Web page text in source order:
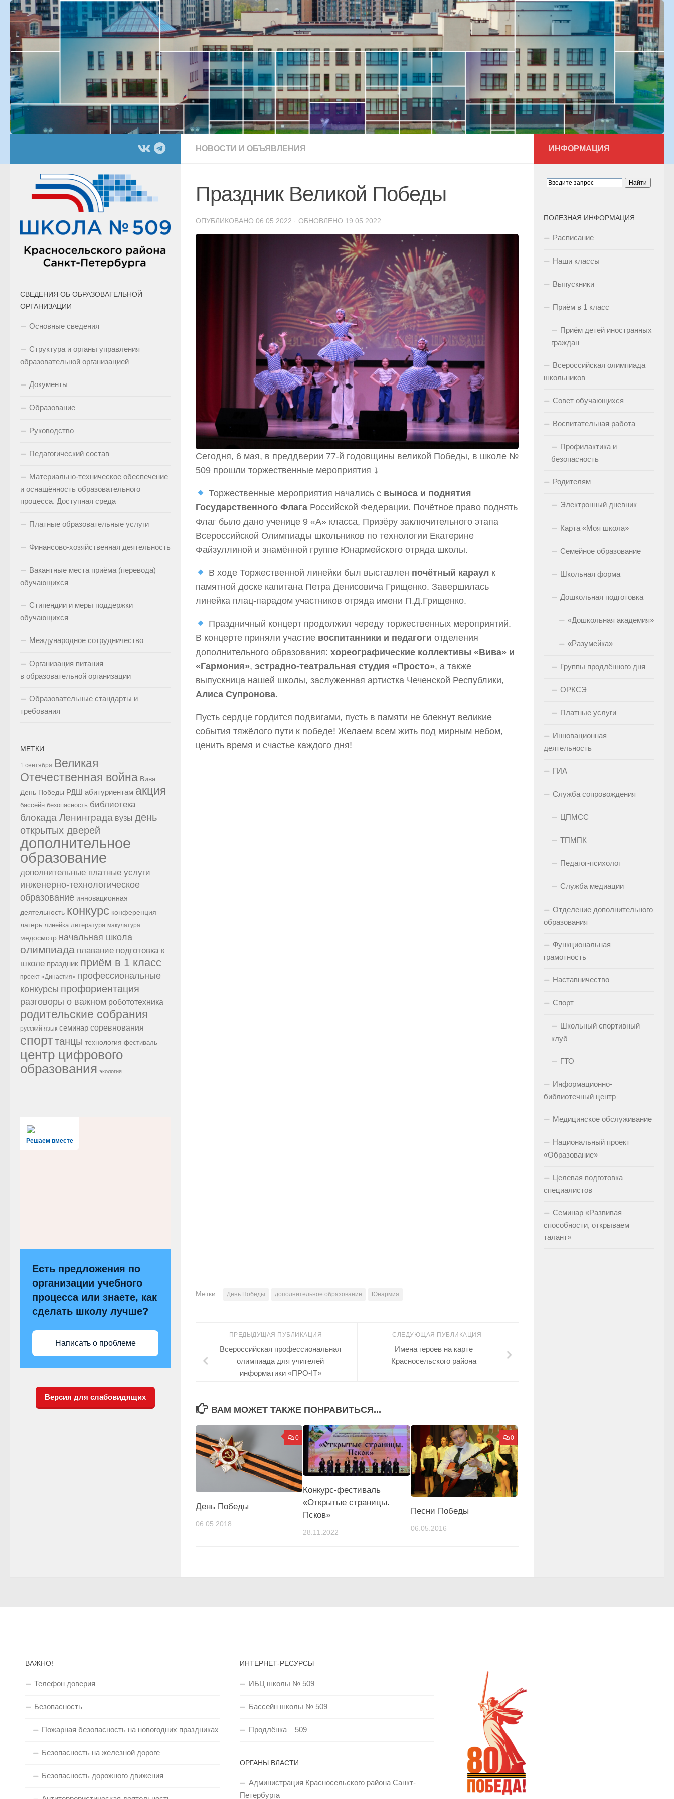
Перейти к содержимому
НОВОСТИ И ОБЪЯВЛЕНИЯ
Праздник Великой Победы
ОПУБЛИКОВАНО 06.05.2022 · ОБНОВЛЕНО 19.05.2022
Сегодня, 6 мая, в преддверии 77-й годовщины великой Победы, в школе №
509 прошли торжественные мероприятия ⤵
Торжественные мероприятия начались с выноса и поднятия
Государственного Флага Российской Федерации. Почётное право поднять
Флаг было дано ученице 9 «А» класса, Призёру заключительного этапа
Всероссийской Олимпиады школьников по технологии Екатерине
Файзуллиной и знамённой группе Юнармейского отряда школы.
В ходе Торжественной линейки был выставлен почётный караулк
памятной доске капитана Петра Денисовича Грищенко. Завершилась
линейка плац-парадом участников отряда имени П.Д.Грищенко.
Праздничный концерт продолжил череду торжественных мероприятий.
В концерте приняли участие воспитанники и педагоги отделения
дополнительного образования: хореографические коллективы «Вива» и
«Гармония», эстрадно-театральная студия «Просто», а также
выпускница нашей школы, заслуженная артистка Чеченской Республики,
Алиса Супронова.
Пусть сердце гордится подвигами, пусть в памяти не блекнут великие
события тяжёлого пути к победе! Желаем всем жить под мирным небом,
ценить время и счастье каждого дня!
Метки: День Победы дополнительное образование Юнармия
СЛЕДУЮЩАЯ ПУБЛИКАЦИЯ
Имена героев на карте
Красносельского района
ПРЕДЫДУЩАЯ ПУБЛИКАЦИЯ
Всероссийская профессиональная
олимпиада для учителей
информатики «ПРО-IT»
ВАМ МОЖЕТ ТАКЖЕ ПОНРАВИТЬСЯ...
0
День Победы
06.05.2018
Конкурс-фестиваль
«Открытые страницы.
Псков»
28.11.2022
0
Песни Победы
06.05.2016
СВЕДЕНИЯ ОБ ОБРАЗОВАТЕЛЬНОЙ
ОРГАНИЗАЦИИ
Основные сведения
Структура и органы управления
образовательной организацией
Документы
Образование
Руководство
Педагогический состав
Материально-техническое обеспечение
и оснащённость образовательного
процесса. Доступная среда
Платные образовательные услуги
Финансово-хозяйственная деятельность
Вакантные места приёма (перевода)
обучающихся
Стипендии и меры поддержки
обучающихся
Международное сотрудничество
Организация питания
в образовательной организации
Образовательные стандарты и
требования
МЕТКИ
1 сентября Великая
Отечественная война Вива
День Победы РДШ абитуриентам акция
бассейн безопасность библиотека
блокада Ленинграда вузы день
открытых дверей
дополнительное
образование
дополнительные платные услуги
инженерно-технологическое
образование инновационная
деятельность конкурс конференция
лагерь линейка литература макулатура
медосмотр начальная школа
олимпиада плавание подготовка к
школе праздник приём в 1 класс
проект «Династия» профессиональные
конкурсы профориентация
разговоры о важном робототехника
родительские собрания
русский язык семинар соревнования
спорттанцы технология фестиваль
центр цифрового
образования экология
Решаем вместе
Есть предложения по
организации учебного
процесса или знаете, как
сделать школу лучше?
Написать о проблеме
Версия для слабовидящих
ИНФОРМАЦИЯ
ПОЛЕЗНАЯ ИНФОРМАЦИЯ
Расписание
Наши классы
Выпускники
Приём в 1 класс
Приём детей иностранных
граждан
Всероссийская олимпиада
школьников
Совет обучающихся
Воспитательная работа
Профилактика и
безопасность
Родителям
Электронный дневник
Карта «Моя школа»
Семейное образование
Школьная форма
Дошкольная подготовка
«Дошкольная академия»
«Разумейка»
Группы продлённого дня
ОРКСЭ
Платные услуги
Инновационная
деятельность
ГИА
Служба сопровождения
ЦПМСС
ТПМПК
Педагог-психолог
Служба медиации
Отделение дополнительного
образования
Функциональная
грамотность
Наставничество
Спорт
Школьный спортивный
клуб
ГТО
Информационно-
библиотечный центр
Медицинское обслуживание
Национальный проект
«Образование»
Целевая подготовка
специалистов
Семинар «Развивая
способности, открываем
талант»
ВАЖНО!
Телефон доверия
Безопасность
Пожарная безопасность на новогодних праздниках
Безопасность на железной дороге
Безопасность дорожного движения
ИНТЕРНЕТ-РЕСУРСЫ
ИБЦ школы № 509
Бассейн школы № 509
Продлёнка – 509
ОРГАНЫ ВЛАСТИ
Администрация Красносельского района Санкт-
Петербурга